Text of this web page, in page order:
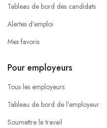
Tableau de bord des candidats
Alertes d’emploi
Mes favoris
Pour employeurs
Tous les employeurs
Tableau de bord de l’employeur
Soumettre le travail